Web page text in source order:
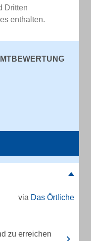
Dritten
enthalten.
via Das Örtliche
zu erreichen